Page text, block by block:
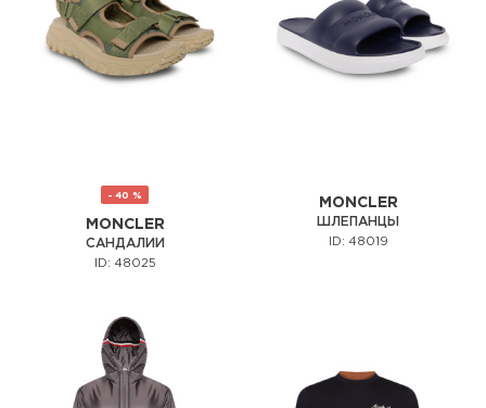
- 40 %
MONCLER
САНДАЛИИ
ID: 48025
MONCLER
ШЛЕПАНЦЫ
ID: 48019